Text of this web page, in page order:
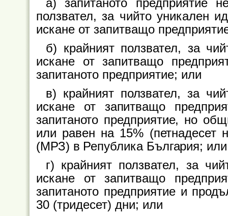
а) запитаното предприятие
ползвател, за чийто уникален
искане от запитващо
б) крайният ползвател, за
искане от запитващо
запитаното предприятие; или
в) крайният ползвател, за
искане от запитващо
запитаното предприятие, но
или равен на 15% (петнадесет
(МРЗ) в Република България; или
г) крайният ползвател, за
искане от запитващо
запитаното предприятие и
30 (тридесет) дни; или